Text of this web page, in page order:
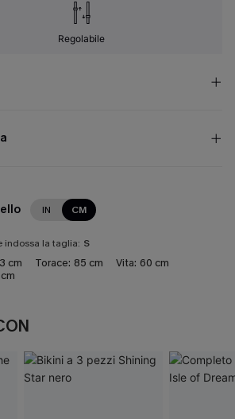
Regolabile
IN CM
indossa la taglia: S
cm Torace: 85 cm Vita: 60 cm